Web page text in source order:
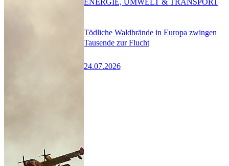
Tödliche Waldbrände in Europa zwingen
Tausende zur Flucht
24.07.2026